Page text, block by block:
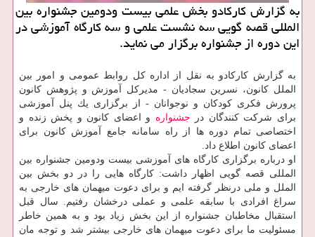
به گزارش كاركادو بخش علمی بیست ودومین جشنواره بین
المللی قصه گویی سه نشست علمی و سه كارگاه آموزشی در
این دوره از جشنواره برگزار می نماید.
به گزارش كاركادو به نقل از اداره كل روابط عمومی و امور بین
الملل كانون، نسرین سجادیان - مدیركل آموزش و پژوهش كانون
پرورش فكری كودكان و نوجوانان - از برگزاری یك پنل آموزشی
برای شركت كنندگان در جشنواره و اعضای كانون و پخش زنده و
اختصاصی تمام دوره ها از راه سامانه جامع آموزش كانون برای
اعضای كانون اطلاع داد.
او درباره برگزاری كارگاه های آموزشی بیست ودومین جشنواره بین
المللی قصه گویی اظهار داشت: كارگاه هایی را در دو بخش بین
الملل و ملی درنظر گرفته ایم و برای دعوت میهمان های خارجی به
سراغ افرادی با سابقه علمی و عملی درخشان رفتیم. سال قبل
استقبال مخاطبان جشنواره از این بخش زیاد بود و به همین خاطر
مسئولیت ما برای دعوت میهمان های خارجی بیشتر شد و توجه مان